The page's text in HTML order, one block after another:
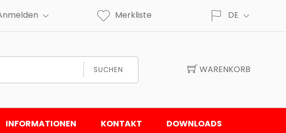
Merkliste DE
SUCHEN WARENKORB
INFORMATIONEN KONTAKT DOWNLOADS